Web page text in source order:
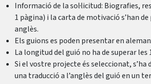
Informació de la sol·licitud: Biografies,
1 pàgina) i la carta de motivació s’han
anglès.
Els guions es poden presentar en
La longitud del guió no ha de superar les
Si el vostre projecte és seleccionat,
una traducció a l’anglès del guió en un